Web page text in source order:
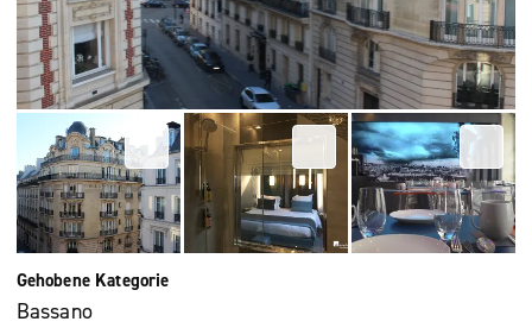
Gehobene Kategorie
Bassano